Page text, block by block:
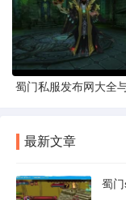
蜀门私服发布网大全
最新文章
蜀